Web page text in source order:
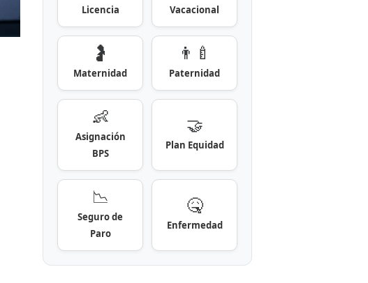
Licencia
Vacacional
🤰
Maternidad
👨‍🍼
Paternidad
👶
Asignación
BPS
🤝
Plan Equidad
📉
Seguro de
Paro
🤒
Enfermedad